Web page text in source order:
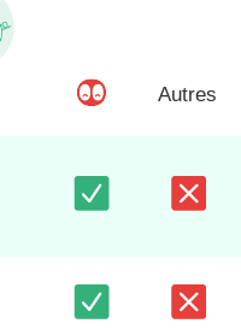
Autres